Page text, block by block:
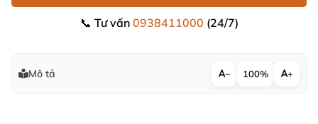
📞 Tư vấn 0938411000 (24/7)
Mô tả − 100% +